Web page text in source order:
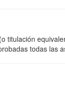
(o titulación
todas las